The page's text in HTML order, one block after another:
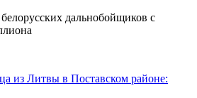
из Литвы в Поставском районе: